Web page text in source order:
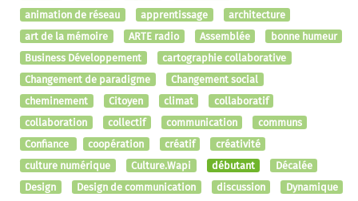
animation de réseau
apprentissage
architecture
art de la mémoire
ARTE radio Assemblée
bonne humeur
Business Développement
cartographie collaborative
Changement de paradigme
Changement social
cheminement
Citoyen climat
collaboratif
collaboration
collectif communication
communs
Confiance
coopération créatif
créativité
culture numérique
Culture.Wapi débutant
Décalée
Design
Design de communication discussion
Dynamique